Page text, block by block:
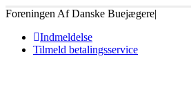
Foreningen Af Danske Buejægere|
Indmeldelse
Tilmeld betalingsservice